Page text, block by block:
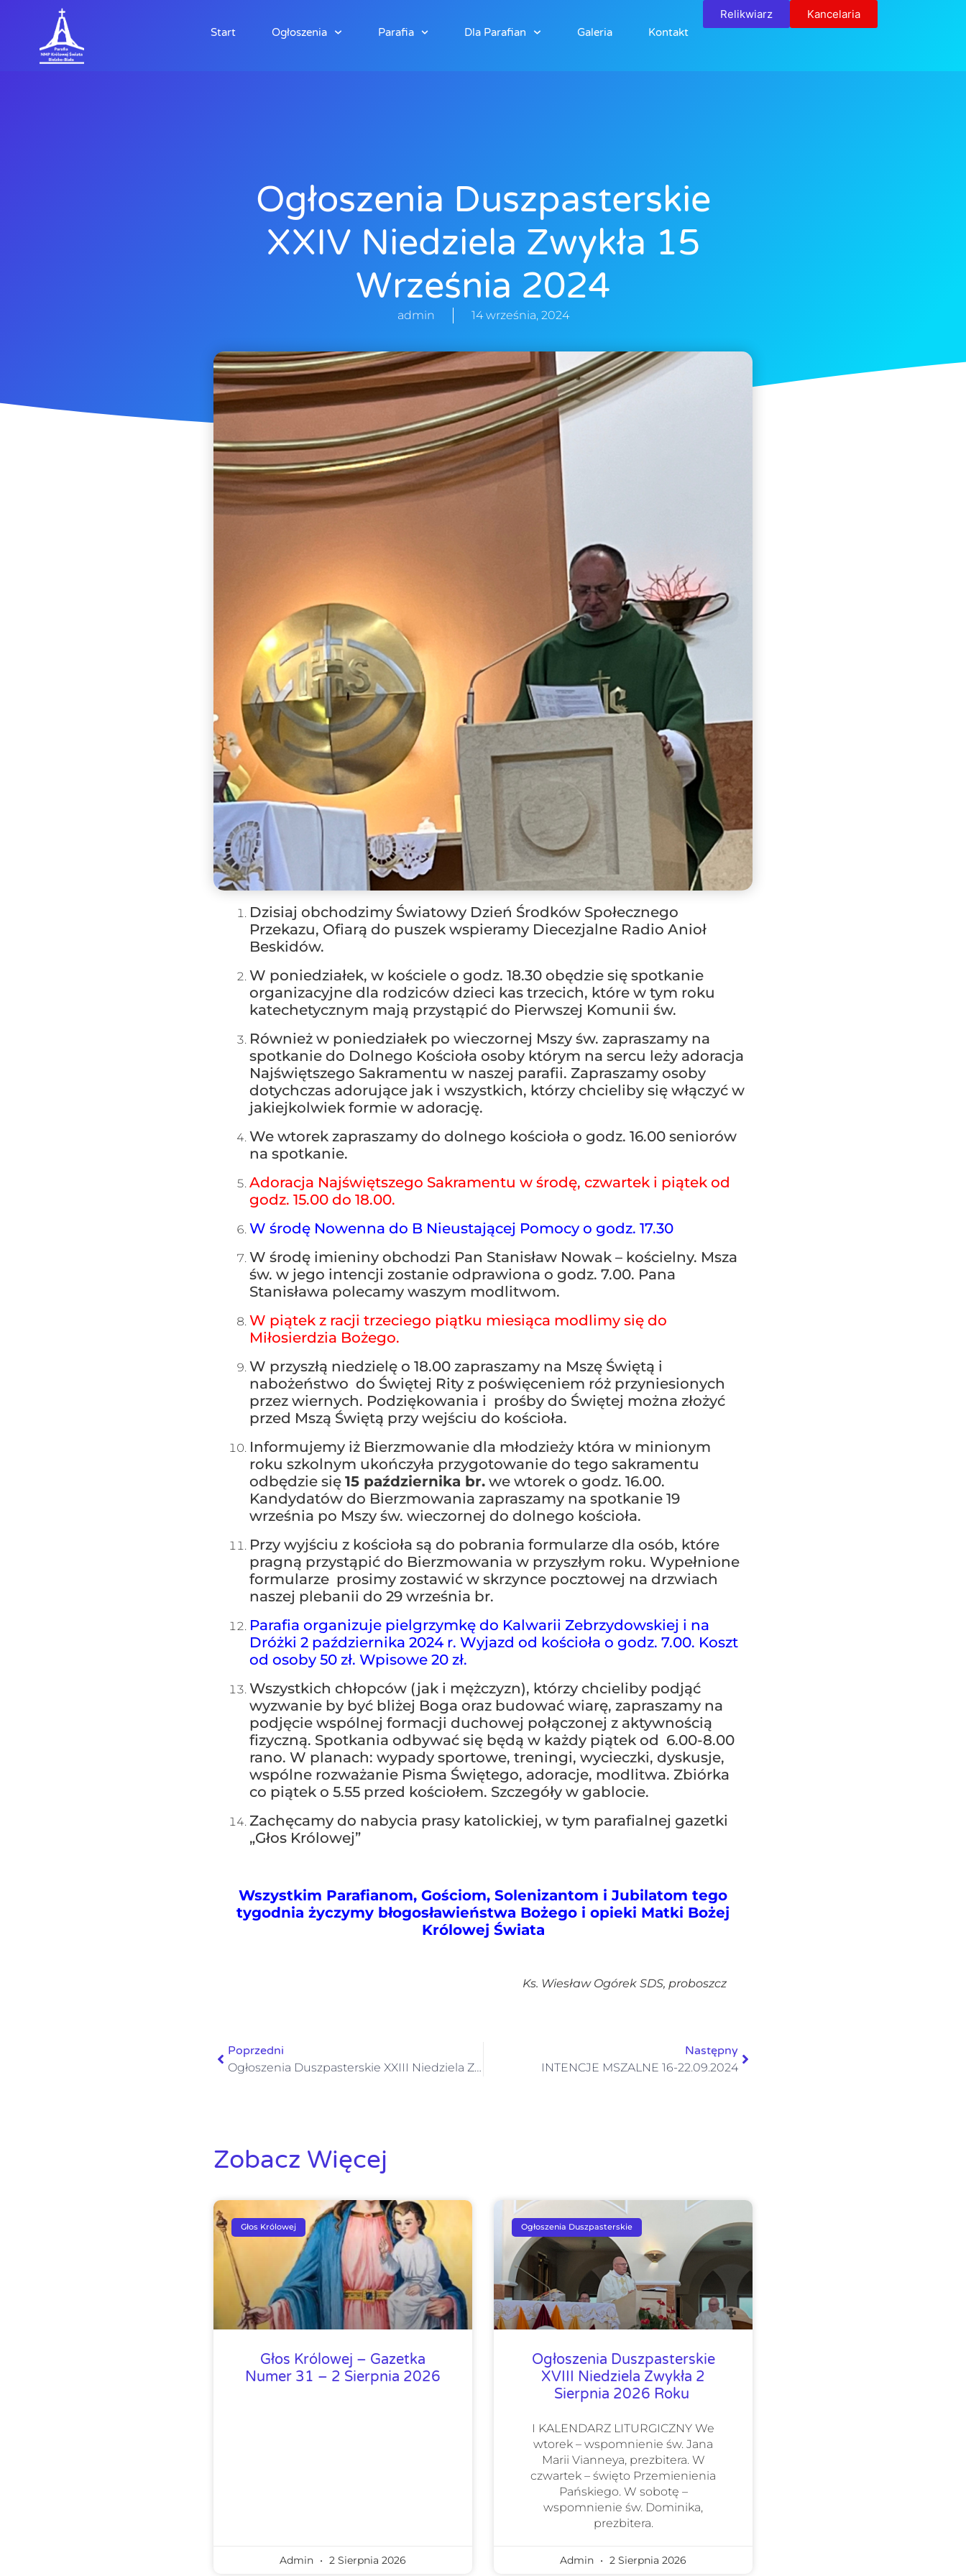
Start Ogłoszenia Parafia Dla Parafian Galeria Kontakt
Relikwiarz Kancelaria
Ogłoszenia Duszpasterskie
XXIV Niedziela Zwykła 15
Września 2024
admin 14 września, 2024
Dzisiaj obchodzimy Światowy Dzień Środków Społecznego
Przekazu, Ofiarą do puszek wspieramy Diecezjalne Radio Anioł
Beskidów.
W poniedziałek, w kościele o godz. 18.30 obędzie się spotkanie
organizacyjne dla rodziców dzieci kas trzecich, które w tym roku
katechetycznym mają przystąpić do Pierwszej Komunii św.
Również w poniedziałek po wieczornej Mszy św. zapraszamy na
spotkanie do Dolnego Kościoła osoby którym na sercu leży adoracja
Najświętszego Sakramentu w naszej parafii. Zapraszamy osoby
dotychczas adorujące jak i wszystkich, którzy chcieliby się włączyć w
jakiejkolwiek formie w adorację.
We wtorek zapraszamy do dolnego kościoła o godz. 16.00 seniorów
na spotkanie.
Adoracja Najświętszego Sakramentu w środę, czwartek i piątek od
godz. 15.00 do 18.00.
W środę Nowenna do B Nieustającej Pomocy o godz. 17.30
W środę imieniny obchodzi Pan Stanisław Nowak – kościelny. Msza
św. w jego intencji zostanie odprawiona o godz. 7.00. Pana
Stanisława polecamy waszym modlitwom.
W piątek z racji trzeciego piątku miesiąca modlimy się do
Miłosierdzia Bożego.
W przyszłą niedzielę o 18.00 zapraszamy na Mszę Świętą i
nabożeństwo do Świętej Rity z poświęceniem róż przyniesionych
przez wiernych. Podziękowania i prośby do Świętej można złożyć
przed Mszą Świętą przy wejściu do kościoła.
Informujemy iż Bierzmowanie dla młodzieży która w minionym
roku szkolnym ukończyła przygotowanie do tego sakramentu
odbędzie się 15 października br. we wtorek o godz. 16.00.
Kandydatów do Bierzmowania zapraszamy na spotkanie 19
września po Mszy św. wieczornej do dolnego kościoła.
Przy wyjściu z kościoła są do pobrania formularze dla osób, które
pragną przystąpić do Bierzmowania w przyszłym roku. Wypełnione
formularze prosimy zostawić w skrzynce pocztowej na drzwiach
naszej plebanii do 29 września br.
Parafia organizuje pielgrzymkę do Kalwarii Zebrzydowskiej i na
Dróżki 2 października 2024 r. Wyjazd od kościoła o godz. 7.00. Koszt
od osoby 50 zł. Wpisowe 20 zł.
Wszystkich chłopców (jak i mężczyzn), którzy chcieliby podjąć
wyzwanie by być bliżej Boga oraz budować wiarę, zapraszamy na
podjęcie wspólnej formacji duchowej połączonej z aktywnością
fizyczną. Spotkania odbywać się będą w każdy piątek od 6.00-8.00
rano. W planach: wypady sportowe, treningi, wycieczki, dyskusje,
wspólne rozważanie Pisma Świętego, adoracje, modlitwa. Zbiórka
co piątek o 5.55 przed kościołem. Szczegóły w gablocie.
Zachęcamy do nabycia prasy katolickiej, w tym parafialnej gazetki
„Głos Królowej”
Wszystkim Parafianom, Gościom, Solenizantom i Jubilatom tego
tygodnia życzymy błogosławieństwa Bożego i opieki Matki Bożej
Królowej Świata
Ks. Wiesław Ogórek SDS, proboszcz
Poprzedni
Ogłoszenia Duszpasterskie XXIII Niedziela Zwykła 8 września 2024
Następny
INTENCJE MSZALNE 16-22.09.2024
Zobacz Więcej
Głos Królowej
Głos Królowej – Gazetka
Numer 31 – 2 Sierpnia 2026
Admin 2 Sierpnia 2026
Ogłoszenia Duszpasterskie
Ogłoszenia Duszpasterskie
XVIII Niedziela Zwykła 2
Sierpnia 2026 Roku
I KALENDARZ LITURGICZNY We
wtorek – wspomnienie św. Jana
Marii Vianneya, prezbitera. W
czwartek – święto Przemienienia
Pańskiego. W sobotę –
wspomnienie św. Dominika,
prezbitera.
Admin 2 Sierpnia 2026